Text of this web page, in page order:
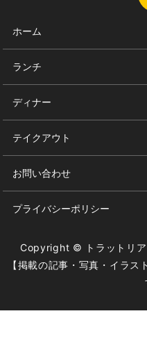
ホーム
ランチ
ディナー
テイクアウト
お問い合わせ
プライバシーポリシー
Copyright © トラットリ
【掲載の記事・写真・イラス